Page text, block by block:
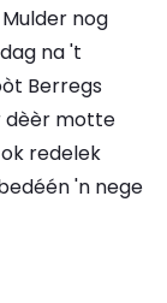
nog
na 't
Berregs
dèèr motte
redelek
'n nege